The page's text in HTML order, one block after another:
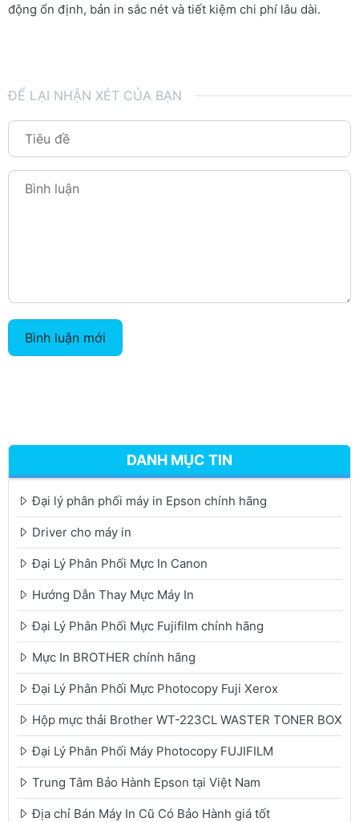
động ổn định, bản in sắc nét và tiết kiệm chi phí lâu dài.
ĐỂ LẠI NHẬN XÉT CỦA BẠN
Bình luận mới
DANH MỤC TIN
Đại lý phân phối máy in Epson chính hãng
Driver cho máy in
Đại Lý Phân Phối Mực In Canon
Hướng Dẫn Thay Mực Máy In
Đại Lý Phân Phối Mực Fujifilm chính hãng
Mực In BROTHER chính hãng
Đại Lý Phân Phối Mực Photocopy Fuji Xerox
Hộp mực thải Brother WT-223CL WASTER TONER BOX
Đại Lý Phân Phối Máy Photocopy FUJIFILM
Trung Tâm Bảo Hành Epson tại Việt Nam
Địa chỉ Bán Máy In Cũ Có Bảo Hành giá tốt